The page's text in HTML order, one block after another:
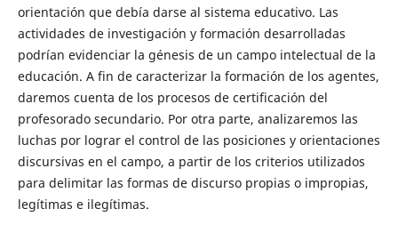
orientación que debía darse al sistema educativo. Las
actividades de investigación y formación desarrolladas
podrían evidenciar la génesis de un campo intelectual de la
educación. A fin de caracterizar la formación de los agentes,
daremos cuenta de los procesos de certificación del
profesorado secundario. Por otra parte, analizaremos las
luchas por lograr el control de las posiciones y orientaciones
discursivas en el campo, a partir de los criterios utilizados
para delimitar las formas de discurso propias o impropias,
legítimas e ilegítimas.